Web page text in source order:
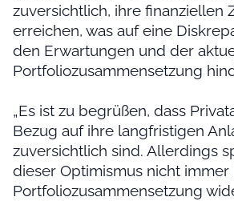
zuversichtlich, ihre finanziellen
erreichen, was auf eine
den Erwartungen und der
Portfoliozusammensetzung
„Es ist zu begrüßen, dass
Bezug auf ihre langfristigen
zuversichtlich sind. Allerdings
dieser Optimismus nicht immer
Portfoliozusammensetzung